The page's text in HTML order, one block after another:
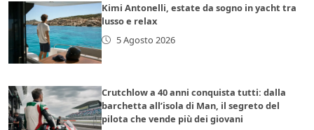
Kimi Antonelli, estate da sogno in yacht tra
lusso e relax
5 Agosto 2026
Crutchlow a 40 anni conquista tutti: dalla
barchetta all’isola di Man, il segreto del
pilota che vende più dei giovani